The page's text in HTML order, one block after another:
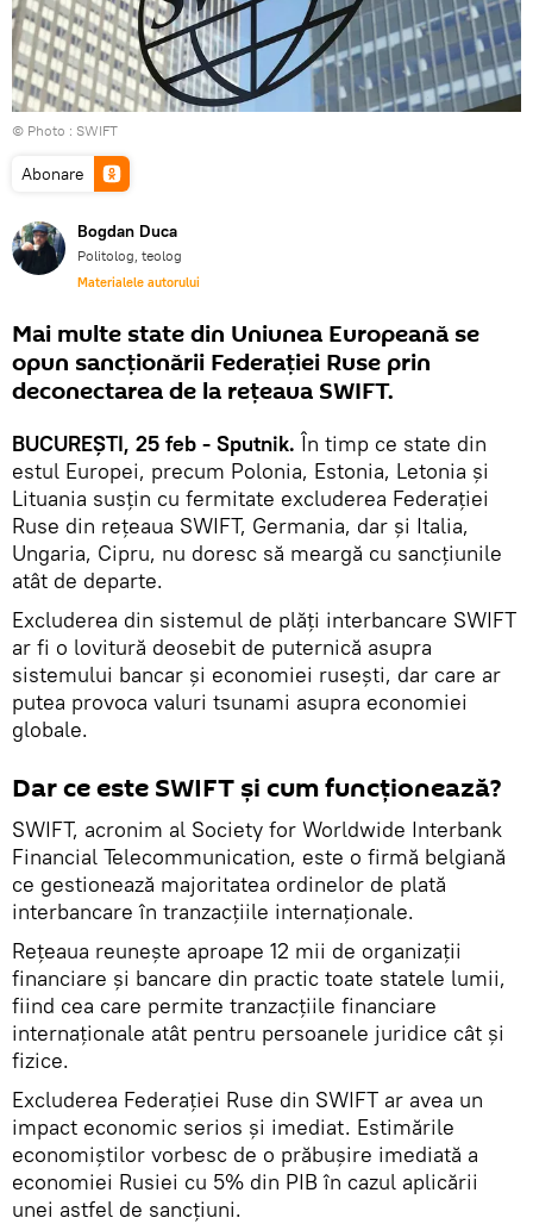
© Photo : SWIFT
Abonare
Bogdan Duca
Politolog, teolog
Materialele autorului
Mai multe state din Uniunea Europeană se
opun sancționării Federației Ruse prin
deconectarea de la rețeaua SWIFT.
BUCUREȘTI, 25 feb - Sputnik. În timp ce state din
estul Europei, precum Polonia, Estonia, Letonia și
Lituania susțin cu fermitate excluderea Federației
Ruse din rețeaua SWIFT, Germania, dar și Italia,
Ungaria, Cipru, nu doresc să meargă cu sancțiunile
atât de departe.
Excluderea din sistemul de plăți interbancare SWIFT
ar fi o lovitură deosebit de puternică asupra
sistemului bancar și economiei rusești, dar care ar
putea provoca valuri tsunami asupra economiei
globale.
Dar ce este SWIFT și cum funcționează?
SWIFT, acronim al Society for Worldwide Interbank
Financial Telecommunication, este o firmă belgiană
ce gestionează majoritatea ordinelor de plată
interbancare în tranzacțiile internaționale.
Rețeaua reunește aproape 12 mii de organizații
financiare și bancare din practic toate statele lumii,
fiind cea care permite tranzacțiile financiare
internaționale atât pentru persoanele juridice cât și
fizice.
Excluderea Federației Ruse din SWIFT ar avea un
impact economic serios și imediat. Estimările
economiștilor vorbesc de o prăbușire imediată a
economiei Rusiei cu 5% din PIB în cazul aplicării
unei astfel de sancțiuni.